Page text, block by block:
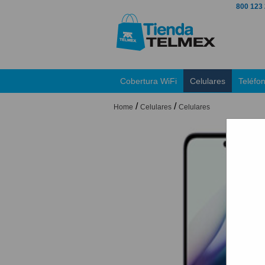
800 123
Cobertura WiFi Celulares
Home / Celulares / Celulares